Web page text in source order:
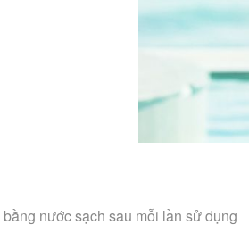
bằng nước sạch sau mỗi lần sử dụng